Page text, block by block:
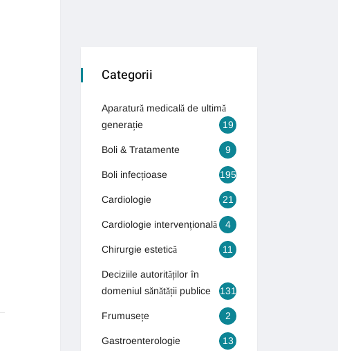
Categorii
Aparatură medicală de ultimă
generație
19
Boli & Tratamente 9
Boli infecțioase 195
Cardiologie 21
Cardiologie intervențională 4
Chirurgie estetică 11
Deciziile autorităților în
domeniul sănătății publice
131
Frumusețe 2
Gastroenterologie 13